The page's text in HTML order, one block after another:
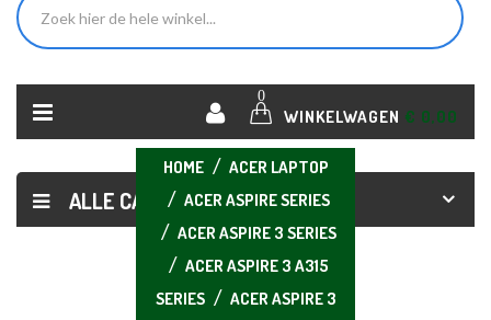
0
WINKELWAGEN € 0,00
ALLE CATEGORIEËN
HOME
ACER LAPTOP
ACER ASPIRE SERIES
ACER ASPIRE 3 SERIES
ACER ASPIRE 3 A315
SERIES
ACER ASPIRE 3